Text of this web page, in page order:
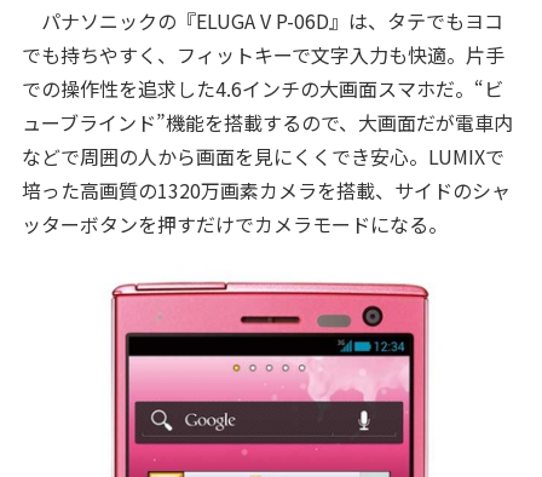
パナソニックの『ELUGA V P-06D』は、タテでもヨコ
でも持ちやすく、フィットキーで文字入力も快適。片手
での操作性を追求した4.6インチの大画面スマホだ。“ビ
ューブラインド”機能を搭載するので、大画面だが電車内
などで周囲の人から画面を見にくくでき安心。LUMIXで
培った高画質の1320万画素カメラを搭載、サイドのシャ
ッターボタンを押すだけでカメラモードになる。